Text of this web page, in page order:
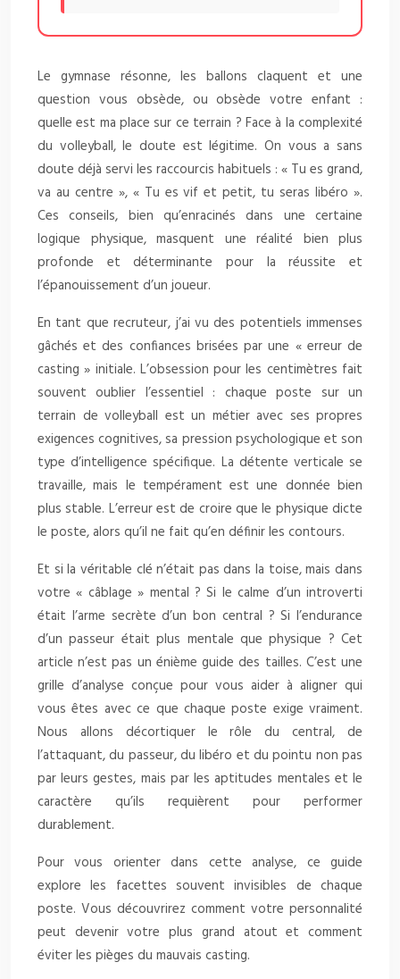
Le gymnase résonne, les ballons claquent et une
question vous obsède, ou obsède votre enfant :
quelle est ma place sur ce terrain ? Face à la complexité
du volleyball, le doute est légitime. On vous a sans
doute déjà servi les raccourcis habituels : « Tu es grand,
va au centre », « Tu es vif et petit, tu seras libéro ».
Ces conseils, bien qu’enracinés dans une certaine
logique physique, masquent une réalité bien plus
profonde et déterminante pour la réussite et
l’épanouissement d’un joueur.
En tant que recruteur, j’ai vu des potentiels immenses
gâchés et des confiances brisées par une « erreur de
casting » initiale. L’obsession pour les centimètres fait
souvent oublier l’essentiel : chaque poste sur un
terrain de volleyball est un métier avec ses propres
exigences cognitives, sa pression psychologique et son
type d’intelligence spécifique. La détente verticale se
travaille, mais le tempérament est une donnée bien
plus stable. L’erreur est de croire que le physique dicte
le poste, alors qu’il ne fait qu’en définir les contours.
Et si la véritable clé n’était pas dans la toise, mais dans
votre « câblage » mental ? Si le calme d’un introverti
était l’arme secrète d’un bon central ? Si l’endurance
d’un passeur était plus mentale que physique ? Cet
article n’est pas un énième guide des tailles. C’est une
grille d’analyse conçue pour vous aider à aligner qui
vous êtes avec ce que chaque poste exige vraiment.
Nous allons décortiquer le rôle du central, de
l’attaquant, du passeur, du libéro et du pointu non pas
par leurs gestes, mais par les aptitudes mentales et le
caractère qu’ils requièrent pour performer
durablement.
Pour vous orienter dans cette analyse, ce guide
explore les facettes souvent invisibles de chaque
poste. Vous découvrirez comment votre personnalité
peut devenir votre plus grand atout et comment
éviter les pièges du mauvais casting.